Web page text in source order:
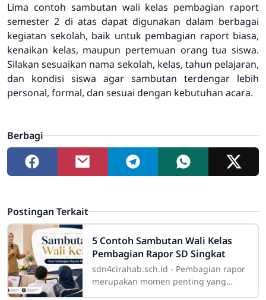
Lima contoh sambutan wali kelas pembagian raport
semester 2 di atas dapat digunakan dalam berbagai
kegiatan sekolah, baik untuk pembagian raport biasa,
kenaikan kelas, maupun pertemuan orang tua siswa.
Silakan sesuaikan nama sekolah, kelas, tahun pelajaran,
dan kondisi siswa agar sambutan terdengar lebih
personal, formal, dan sesuai dengan kebutuhan acara.
Berbagi
Postingan Terkait
5 Contoh Sambutan Wali Kelas
Pembagian Rapor SD Singkat
sdn4cirahab.sch.id - Pembagian rapor
merupakan momen penting yang